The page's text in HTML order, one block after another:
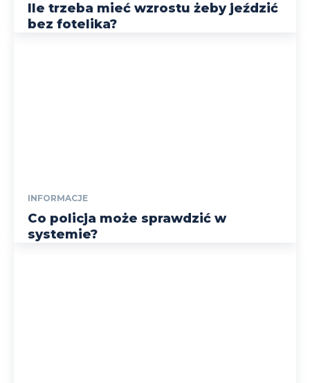
Ile trzeba mieć wzrostu żeby jeździć
bez fotelika?
INFORMACJE
Co policja może sprawdzić w
systemie?